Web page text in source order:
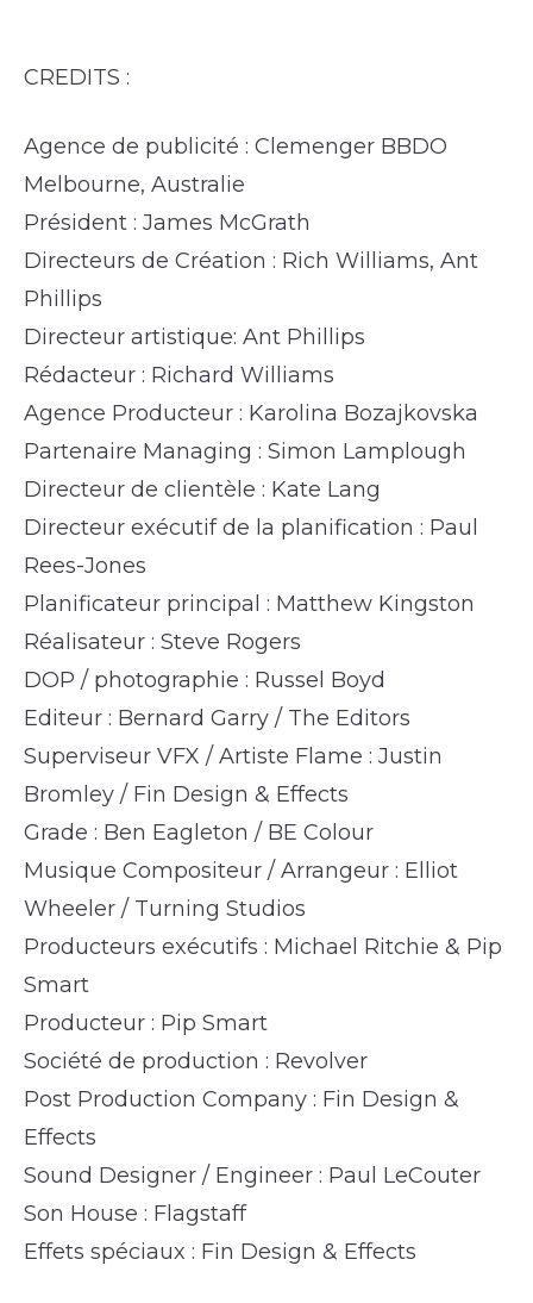
CREDITS :
Agence de publicité : Clemenger BBDO
Melbourne, Australie
Président : James McGrath
Directeurs de Création : Rich Williams, Ant
Phillips
Directeur artistique: Ant Phillips
Rédacteur : Richard Williams
Agence Producteur : Karolina Bozajkovska
Partenaire Managing : Simon Lamplough
Directeur de clientèle : Kate Lang
Directeur exécutif de la planification : Paul
Rees-Jones
Planificateur principal : Matthew Kingston
Réalisateur : Steve Rogers
DOP / photographie : Russel Boyd
Editeur : Bernard Garry / The Editors
Superviseur VFX / Artiste Flame : Justin
Bromley / Fin Design & Effects
Grade : Ben Eagleton / BE Colour
Musique Compositeur / Arrangeur : Elliot
Wheeler / Turning Studios
Producteurs exécutifs : Michael Ritchie & Pip
Smart
Producteur : Pip Smart
Société de production : Revolver
Post Production Company : Fin Design &
Effects
Sound Designer / Engineer : Paul LeCouter
Son House : Flagstaff
Effets spéciaux : Fin Design & Effects